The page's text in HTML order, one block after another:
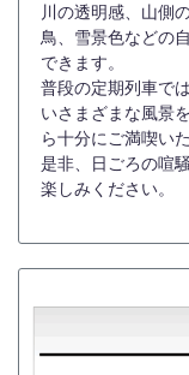
川の透明感、山側
鳥、雪景色などの
できます。
普段の定期列車で
いさまざまな風景
ら十分にご満喫い
是非、日ごろの喧
楽しみください。